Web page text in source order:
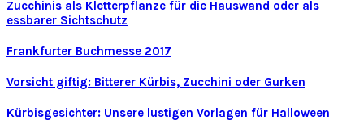
Zucchinis als Kletterpflanze für die Hauswand oder als
essbarer Sichtschutz
Frankfurter Buchmesse 2017
Vorsicht giftig: Bitterer Kürbis, Zucchini oder Gurken
Kürbisgesichter: Unsere lustigen Vorlagen für Halloween